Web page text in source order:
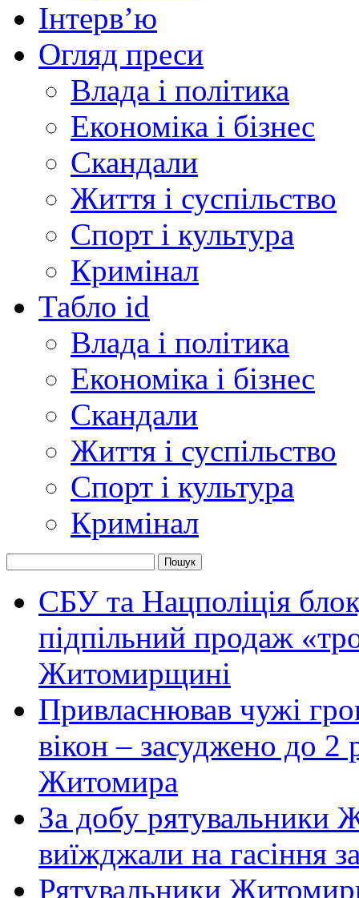
Інтерв’ю
Огляд преси
Влада і політика
Економіка і бізнес
Скандали
Життя і суспільство
Спорт і культура
Кримінал
Табло id
Влада і політика
Економіка і бізнес
Скандали
Життя і суспільство
Спорт і культура
Кримінал
СБУ та Нацполіція
підпільний продаж
Житомирщині
Привласнював чужі
вікон – засуджено до 2
Житомира
За добу рятувальники
виїжджали на гасіння
Рятувальники